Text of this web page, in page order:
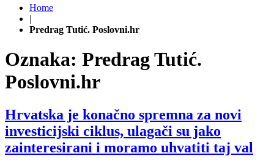
Home
|
Predrag Tutić. Poslovni.hr
Oznaka: Predrag Tutić.
Poslovni.hr
Hrvatska je konačno spremna za novi
investicijski ciklus, ulagači su jako
zainteresirani i moramo uhvatiti taj val